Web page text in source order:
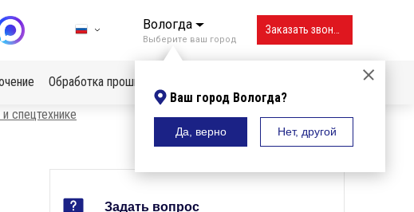
Вологда
Выберите ваш город
Ваш город Вологда?
Да, верно Нет, другой
Владивосток
Обработка прошивок
спецтехнике
Задать вопрос